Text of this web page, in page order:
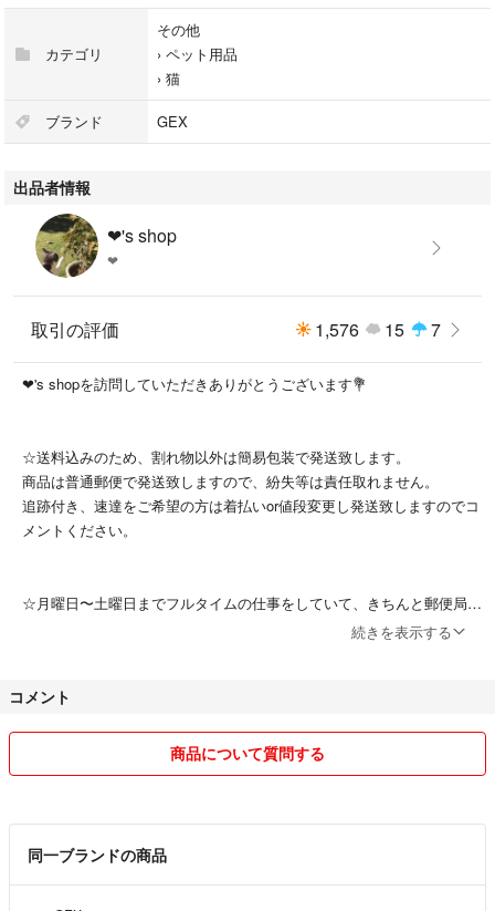
カテゴリ
その他
› ペット用品
› 猫
ブランド GEX
出品者情報
❤︎'s shop
❤︎
取引の評価 1,576 15 7
❤︎'s shopを訪問していただきありがとうございます💐
☆送料込みのため、割れ物以外は簡易包装で発送致します。
商品は普通郵便で発送致しますので、紛失等は責任取れません。
追跡付き、速達をご希望の方は着払いor値段変更し発送致しますのでコ
メントください。
☆月曜日〜土曜日までフルタイムの仕事をしていて、きちんと郵便局発
送を行いたいので、発送まで4〜7日と記載しております。
迅速な発送をご希望な方はご理解いただいた上で購入していただくか、
また、発送予定日の相談は、購入前にお願い致します。
☆もっとよく商品画像をみたい方は遠慮なくお申し付け下さい。
⭐︎同じものを所持している場合があります、複数購入希望の際はコメン
続きを表示する
コメント
商品について質問する
同一ブランドの商品